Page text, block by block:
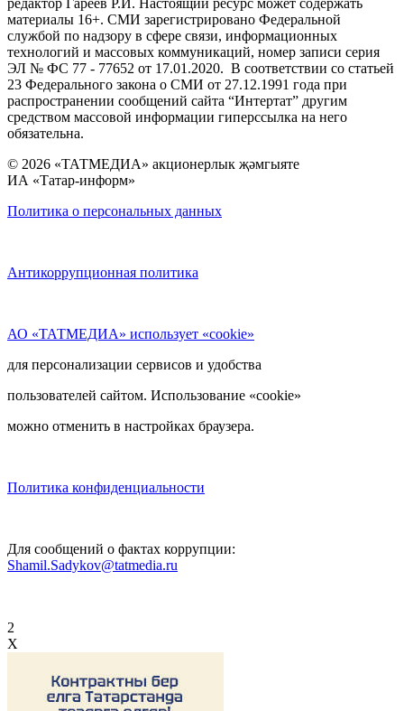
материалы 16+. СМИ зарегистрировано Федеральной
службой по надзору в сфере связи, информационных
технологий и массовых коммуникаций, номер записи серия
ЭЛ № ФС 77 - 77652 от 17.01.2020. В соответствии со статьей
23 Федерального закона о СМИ от 27.12.1991 года при
распространении сообщений сайта “Интертат” другим
средством массовой информации гиперссылка на него
обязательна.
© 2026 «ТАТМЕДИА» акционерлык җәмгыяте
ИА «Татар-информ»
Политика о персональных данных
Антикоррупционная политика
АО «ТАТМЕДИА» использует «cookie»
для персонализации сервисов и удобства
пользователей сайтом. Использование «cookie»
можно отменить в настройках браузера.
Политика конфиденциальности
Для сообщений о фактах коррупции:
Shamil.Sadykov@tatmedia.ru
2
X